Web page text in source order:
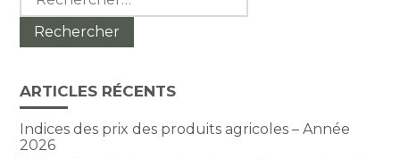
ARTICLES RÉCENTS
Indices des prix des produits agricoles – Année
2026